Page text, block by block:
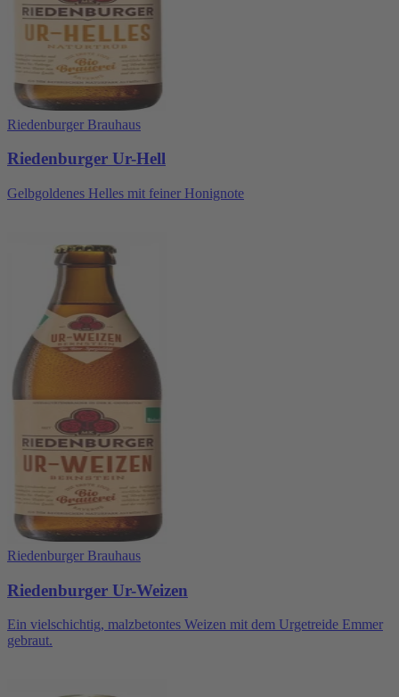
Riedenburger Brauhaus
Riedenburger Ur-Hell
Gelbgoldenes Helles mit feiner Honignote
Riedenburger Brauhaus
Riedenburger Ur-Weizen
Ein vielschichtig, malzbetontes Weizen mit dem Urgetreide Emmer
gebraut.